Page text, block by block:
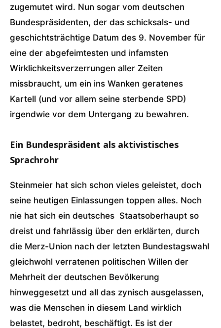
zugemutet wird. Nun sogar vom deutschen
Bundespräsidenten, der das schicksals- und
geschichtsträchtige Datum des 9. November für
eine der abgefeimtesten und infamsten
Wirklichkeitsverzerrungen aller Zeiten
missbraucht, um ein ins Wanken geratenes
Kartell (und vor allem seine sterbende SPD)
irgendwie vor dem Untergang zu bewahren.
Ein Bundespräsident als aktivistisches
Sprachrohr
Steinmeier hat sich schon vieles geleistet, doch
seine heutigen Einlassungen toppen alles. Noch
nie hat sich ein deutsches Staatsoberhaupt so
dreist und fahrlässig über den erklärten, durch
die Merz-Union nach der letzten Bundestagswahl
gleichwohl verratenen politischen Willen der
Mehrheit der deutschen Bevölkerung
hinweggesetzt und all das zynisch ausgelassen,
was die Menschen in diesem Land wirklich
belastet, bedroht, beschäftigt. Es ist der